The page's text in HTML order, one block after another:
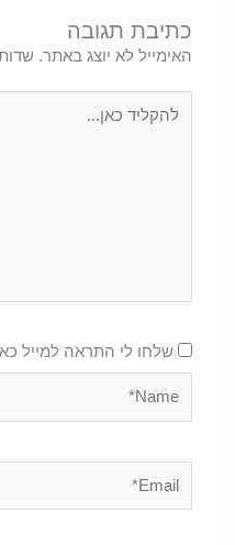
כתיבת תגובה
האימייל לא יוצג באתר.
כאן...
שלחו לי התראה למייל